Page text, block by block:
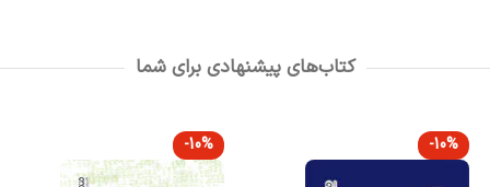
کتاب‌های پیشنهادی برای شما
-10%
-10%